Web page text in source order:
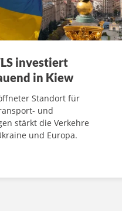
investiert
in Kiew
Standort für
und
stärkt die Verkehre
und Europa.